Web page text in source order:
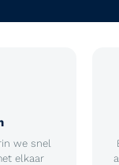
we snel
elkaar